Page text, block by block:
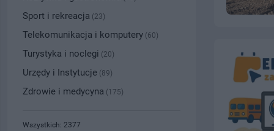
Sport i rekreacja (23)
Telekomunikacja i komputery (60)
Turystyka i noclegi (20)
Urzędy i Instytucje (89)
Zdrowie i medycyna (175)
Wszystkich: 2377